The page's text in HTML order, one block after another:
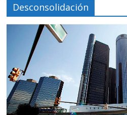
Desconsolidación